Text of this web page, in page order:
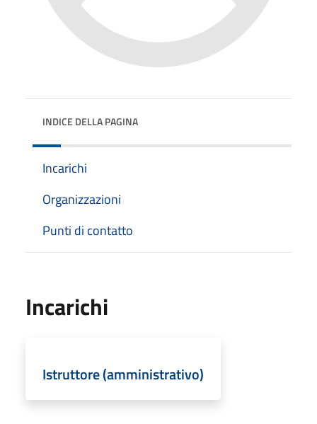
INDICE DELLA PAGINA
Incarichi
Organizzazioni
Punti di contatto
Incarichi
Istruttore (amministrativo)